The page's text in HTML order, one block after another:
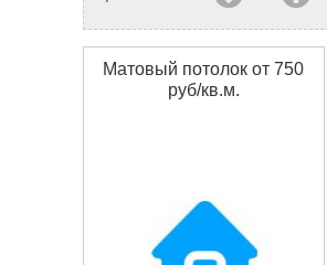
Матовый потолок от 750
руб/кв.м.